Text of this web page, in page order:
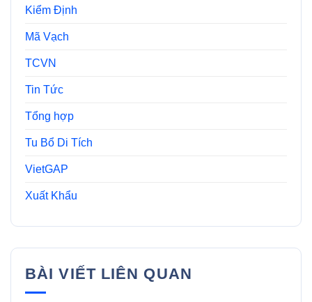
Kiểm Định
Mã Vạch
TCVN
Tin Tức
Tổng hợp
Tu Bổ Di Tích
VietGAP
Xuất Khẩu
BÀI VIẾT LIÊN QUAN